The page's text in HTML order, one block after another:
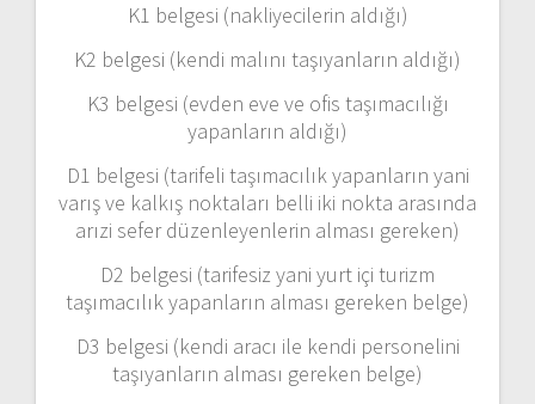
K1 belgesi (nakliyecilerin aldığı)
K2 belgesi (kendi malını taşıyanların aldığı)
K3 belgesi (evden eve ve ofis taşımacılığı
yapanların aldığı)
D1 belgesi (tarifeli taşımacılık yapanların yani
varış ve kalkış noktaları belli iki nokta arasında
arızi sefer düzenleyenlerin alması gereken)
D2 belgesi (tarifesiz yani yurt içi turizm
taşımacılık yapanların alması gereken belge)
D3 belgesi (kendi aracı ile kendi personelini
taşıyanların alması gereken belge)